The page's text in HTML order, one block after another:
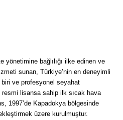
bağlılığı ilke edinen ve
sunan, Türkiye’nin en deneyimli
ve profesyonel seyahat
lisansa sahip ilk sıcak hava
1997’de Kapadokya bölgesinde
üzere kurulmuştur.